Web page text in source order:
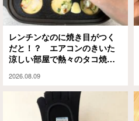
レンチンなのに焼き目がつく
だと！？ エアコンのきいた
涼しい部屋で熱々のタコ焼き
2026.08.09